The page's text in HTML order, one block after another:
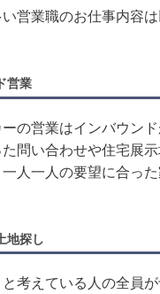
営業職のお仕事内容
営業
の営業はインバウン
問い合わせや住宅展
人一人の要望に合っ
地探し
考えている人の全員